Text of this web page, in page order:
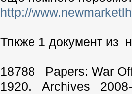
http://
Тпкже 1 документ из
18788 Papers: War
1920. Archives 2008-